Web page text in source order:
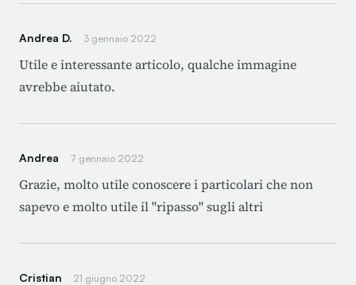
Andrea D. 3 gennaio 2022
Utile e interessante articolo, qualche immagine
avrebbe aiutato.
Andrea 7 gennaio 2022
Grazie, molto utile conoscere i particolari che non
sapevo e molto utile il "ripasso" sugli altri
Cristian 21 giugno 2022